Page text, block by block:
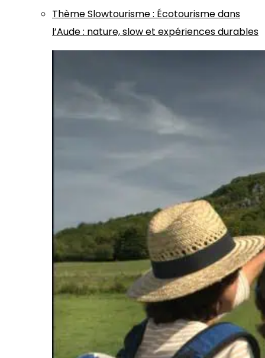
ThèmeSlowtourisme: Écotourisme dans
l’Aude : nature, slow et expériences durables